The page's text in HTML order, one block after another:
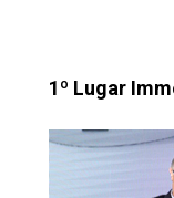
1º Lugar